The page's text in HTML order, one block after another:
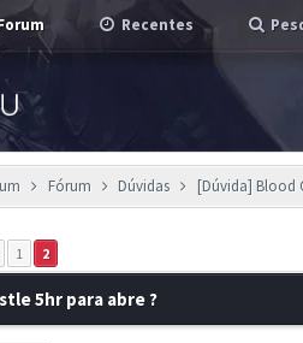
Recentes
Fórum Dúvidas [Dúvida] Blood
1 2
5hr para abre ?